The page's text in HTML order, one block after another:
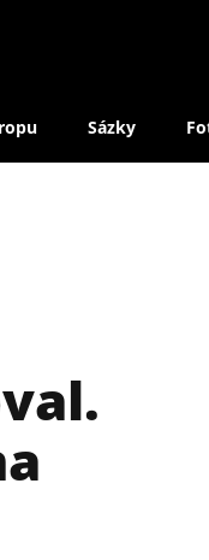
Sázky